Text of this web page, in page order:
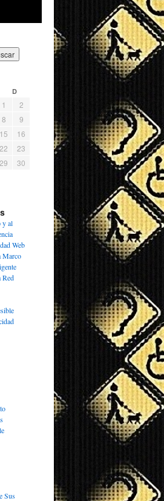
D
1
2
8
9
15
16
22
23
29
30
y al
Web
Marco
Red
Sus